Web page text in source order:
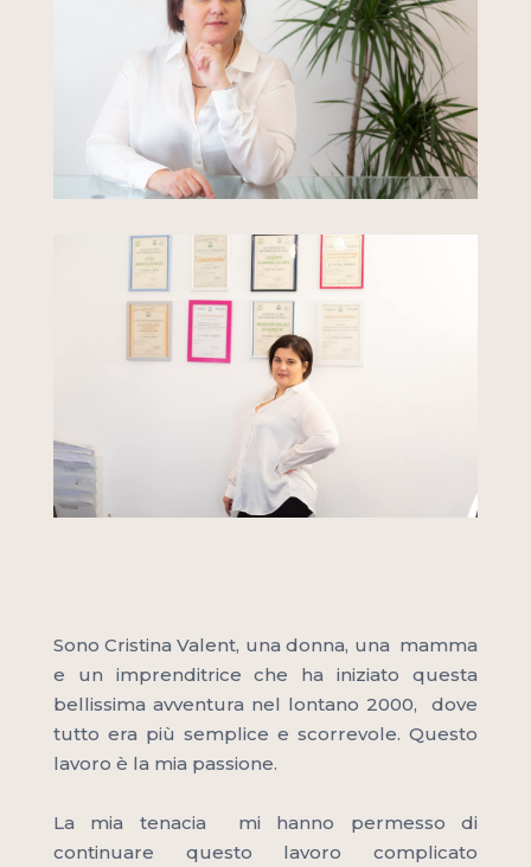
Sono Cristina Valent, una donna, una mamma
e un imprenditrice che ha iniziato questa
bellissima avventura nel lontano 2000, dove
tutto era più semplice e scorrevole. Questo
lavoro è la mia passione.
La mia tenacia mi hanno permesso di
continuare questo lavoro complicato